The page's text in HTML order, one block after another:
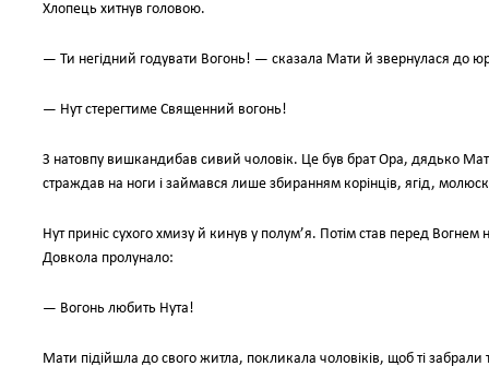
Хлопець хитнув головою.
— Ти негідний годувати Вогонь! — сказала Мати й звернулася до
— Нут стерегтиме Священний вогонь!
З натовпу вишкандибав сивий чоловік. Це був брат Ора, дядько
страждав на ноги і займався лише збиранням корінців, ягід,
Нут приніс сухого хмизу й кинув у полум’я. Потім став перед
Довкола пролунало:
— Вогонь любить Нута!
Мати підійшла до свого житла, покликала чоловіків, щоб ті